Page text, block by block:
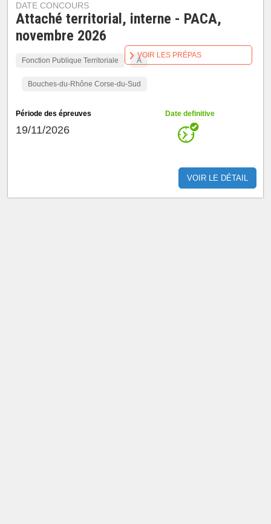
DATE CONCOURS
Attaché territorial, interne - PACA,
novembre 2026
Fonction Publique Territoriale A
Bouches-du-Rhône Corse-du-Sud
Période des épreuves
19/11/2026
Date definitive
VOIR LE DÉTAIL
VOIR LES PRÉPAS